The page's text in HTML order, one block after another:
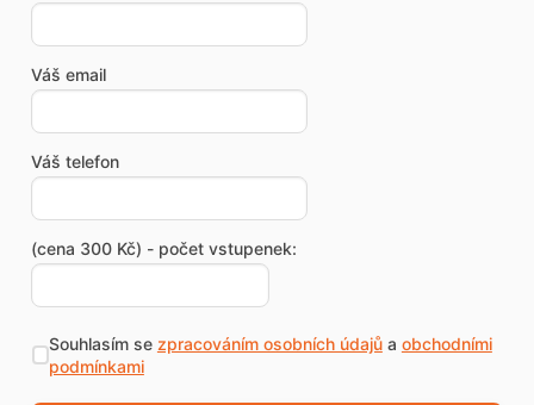
Váš email
Váš telefon
(cena 300 Kč) - počet vstupenek:
Souhlasím se zpracováním osobních údajůa obchodními
podmínkami